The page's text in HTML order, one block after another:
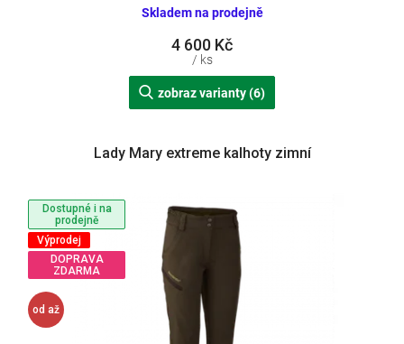
Skladem na prodejně
4 600 Kč
/ ks
zobraz varianty (6)
Dostupné i na
prodejně
Výprodej
DOPRAVA
ZDARMA
od až
Lady Mary extreme kalhoty zimní